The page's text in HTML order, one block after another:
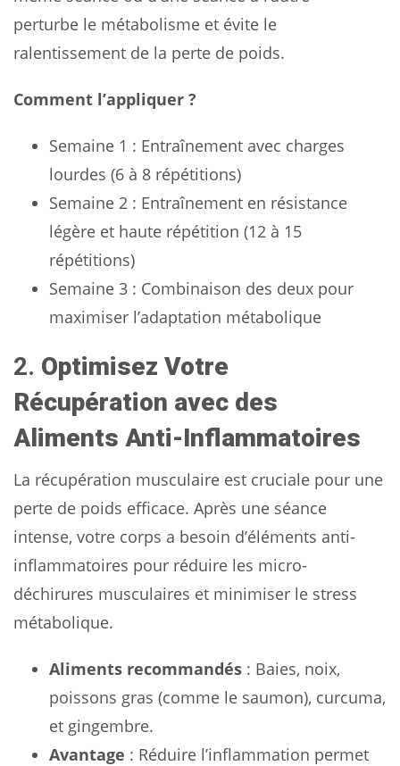
perturbe le métabolisme et évite le
ralentissement de la perte de poids.
Comment l’appliquer ?
Semaine 1 : Entraînement avec charges
lourdes (6 à 8 répétitions)
Semaine 2 : Entraînement en résistance
légère et haute répétition (12 à 15
répétitions)
Semaine 3 : Combinaison des deux pour
maximiser l’adaptation métabolique
2. Optimisez Votre
Récupération avec des
Aliments Anti-Inflammatoires
La récupération musculaire est cruciale pour une
perte de poids efficace. Après une séance
intense, votre corps a besoin d’éléments anti-
inflammatoires pour réduire les micro-
déchirures musculaires et minimiser le stress
métabolique.
Aliments recommandés : Baies, noix,
poissons gras (comme le saumon), curcuma,
et gingembre.
Avantage : Réduire l’inflammation permet